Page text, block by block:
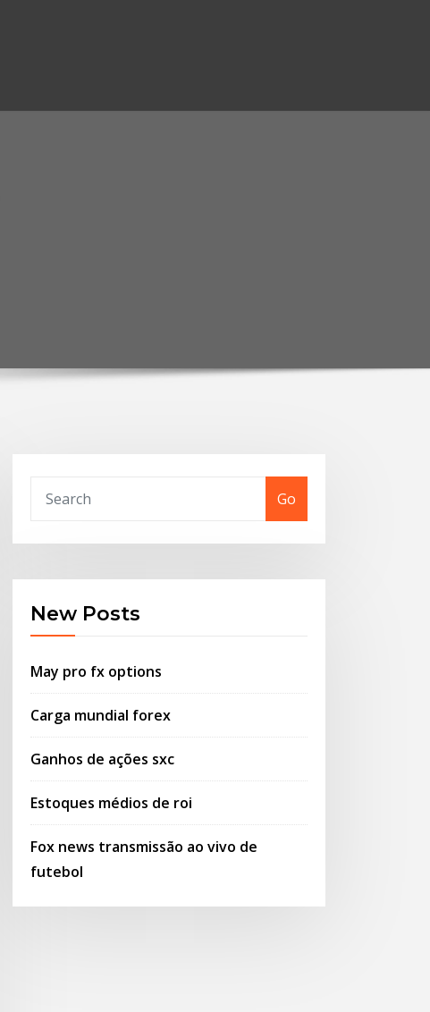
Go
New Posts
May pro fx options
Carga mundial forex
Ganhos de ações sxc
Estoques médios de roi
Fox news transmissão ao vivo de
futebol